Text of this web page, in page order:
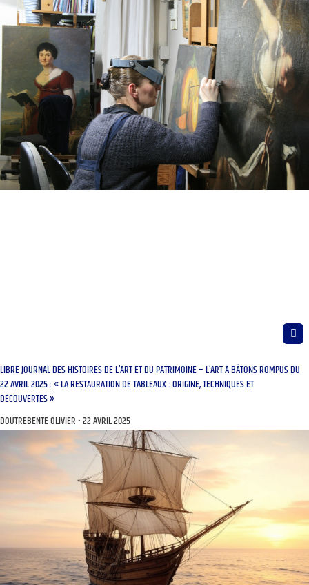
LIBRE JOURNAL DES HISTOIRES DE L’ART ET DU PATRIMOINE – L’ART À BÂTONS ROMPUS DU
22 AVRIL 2025 : « LA RESTAURATION DE TABLEAUX : ORIGINE, TECHNIQUES ET
DÉCOUVERTES »
DOUTREBENTE OLIVIER 22 AVRIL 2025